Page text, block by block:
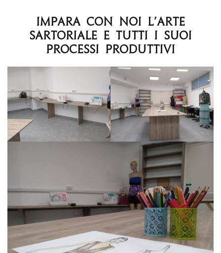
Impara con noi l’arte
sartoriale e tutti i suoi
processi produttivi